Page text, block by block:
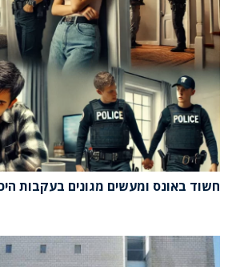
חשוד באונס ומעשים מגונים בעקבות